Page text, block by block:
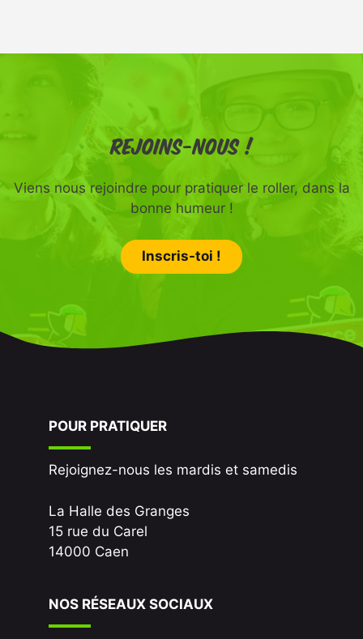
Rejoins-nous !
Viens nous rejoindre pour pratiquer le roller, dans la
bonne humeur !
Inscris-toi !
POUR PRATIQUER
Rejoignez-nous les mardis et samedis
La Halle des Granges
15 rue du Carel
14000 Caen
NOS RÉSEAUX SOCIAUX